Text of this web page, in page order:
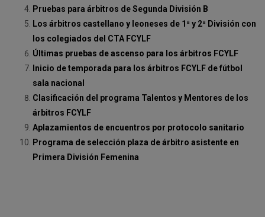
Pruebas para árbitros de Segunda División B
Los árbitros castellano y leoneses de 1ª y 2ª División con
los colegiados del CTA FCYLF
Últimas pruebas de ascenso para los árbitros FCYLF
Inicio de temporada para los árbitros FCYLF de fútbol
sala nacional
Clasificación del programa Talentos y Mentores de los
árbitros FCYLF
Aplazamientos de encuentros por protocolo sanitario
Programa de selección plaza de árbitro asistente en
Primera División Femenina